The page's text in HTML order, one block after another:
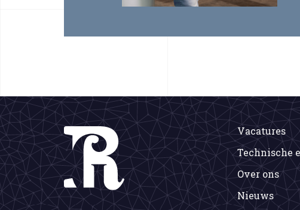
Vacatures
Technische
Over ons
Nieuws